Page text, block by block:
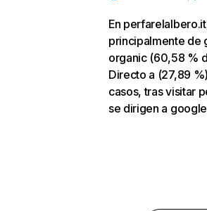
En
principalmente de
organic (60,58 %
Directo a (27,89
casos, tras visitar
se dirigen a